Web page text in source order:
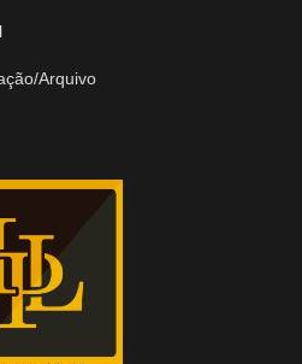
Arquivo